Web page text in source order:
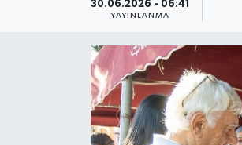
30.06.2026 - 06:41
YAYINLANMA
Kültür & Sanat
Magazin